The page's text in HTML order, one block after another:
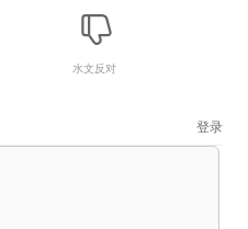
水文反对
登录